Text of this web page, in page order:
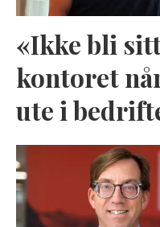
«Ikke bli
kontoret
ute i